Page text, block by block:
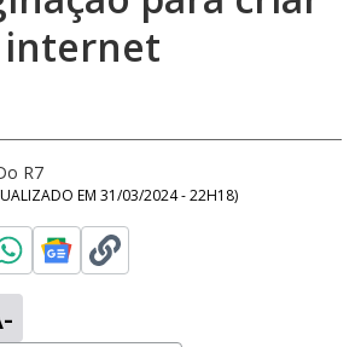
internet
R7
EM 31/03/2024 - 22H18)